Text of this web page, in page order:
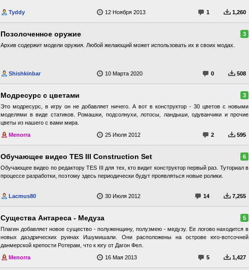
1,260
1
Tyddy 12 Ноября 2013
3
Позолоченное оружие
Архив содержит модели оружия. Любой желающий может использовать их в своих модах.
508
0
Shishkinbar 10 Марта 2020
3
Модресурс с цветами
Это модресурс, в игру он не добавляет ничего. А вот в конструктор - 30 цветов с новыми
моделями в виде статиков. Ромашки, подсолнухи, лотосы, ландыши, одуванчики и прочие
цветы из нашего с вами мира.
595
2
Menorra 25 Июля 2012
6
Обучающее видео TES III Construction Set
Обучающее видео по редактору TES III для тех, кто видит конструктор первый раз. Туториал в
процессе разработки, поэтому здесь периодически будут проявляться новые ролики.
7,255
14
Lacmus80 30 Июля 2012
5
Существа Антареса - Медуза
Плагин добавляет новое существо - полуженщину, полузмею - медузу. Ее логово находится в
новых даэдрических руинах Ишумишали. Они расположены на острове юго-вотсочней
данмерской крепости Ротерам, что к югу от Дагон Фел.
1,427
5
Menorra 16 Мая 2013